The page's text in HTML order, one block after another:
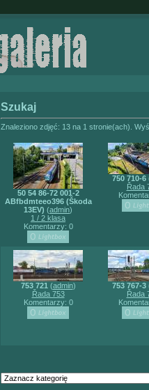
Szukaj
Znaleziono zdjęć: 13 na 1 stronie(ach).
50 54 86-72 001-2
ABfbdmteeo396 (Škoda
13EV) (admin)
1 / 2 klasa
Komentarzy: 0
750 710-6
Řada
753 721 (admin)
Řada 753
Komentarzy: 0
753 767-3
Řada